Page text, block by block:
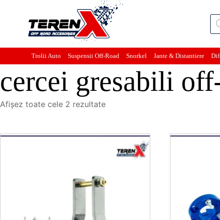
Trolii Auto Suspensii Off-Road Snorkel Jante & Distantiere
cercei gresabili
Afișez toate cele 2 rezultateSortat
recente